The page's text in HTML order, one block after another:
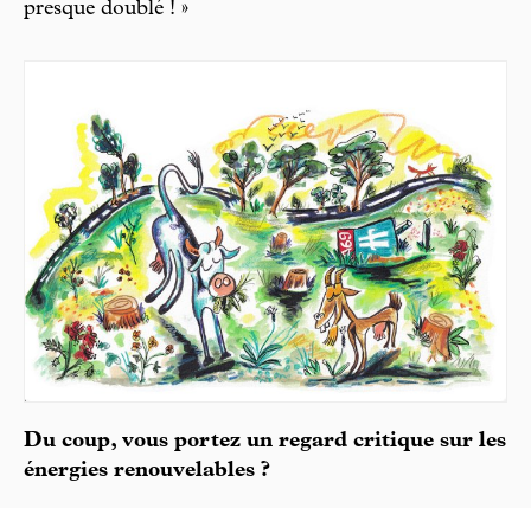
presque doublé ! »
Du coup, vous portez un regard critique sur les
énergies renouvelables ?